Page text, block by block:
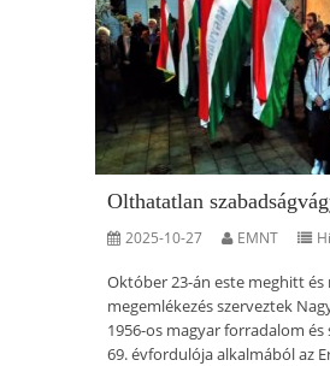
Olthatatlan
2025-10-27 EMNT
Október 23-án este meghitt és
megemlékezés szerveztek
1956-os magyar forradalom és
69. évfordulója alkalmából az